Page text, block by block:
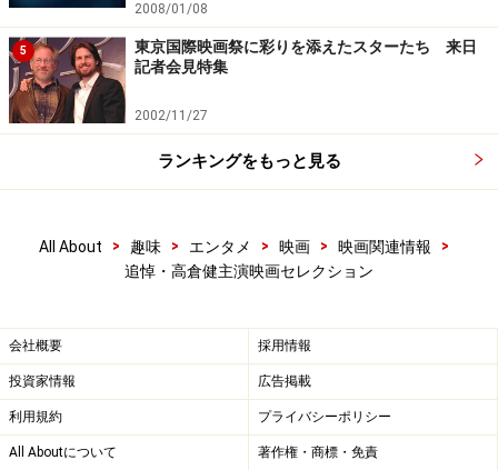
2008/01/08
5
東京国際映画祭に彩りを添えたスターたち 来日
記者会見特集
2002/11/27
ランキングをもっと見る
All About > 趣味 > エンタメ > 映画 > 映画関連情報
>
追悼・高倉健主演映画セレクション
会社概要 採用情報
投資家情報 広告掲載
利用規約 プライバシーポリシー
All Aboutについて 著作権・商標・免責